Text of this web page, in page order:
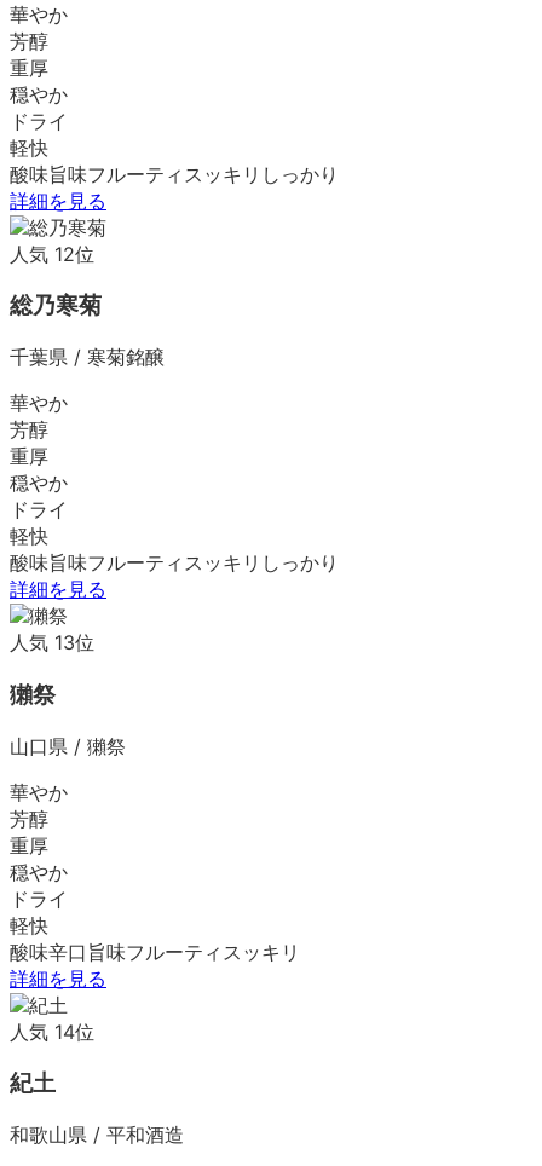
華やか
芳醇
重厚
穏やか
ドライ
軽快
酸味旨味フルーティ スッキリ しっかり
詳細を見る
人気 12位
総乃寒菊
千葉県 / 寒菊銘醸
華やか
芳醇
重厚
穏やか
ドライ
軽快
酸味旨味フルーティ スッキリ しっかり
詳細を見る
人気 13位
獺祭
山口県 / 獺祭
華やか
芳醇
重厚
穏やか
ドライ
軽快
酸味辛口 旨味フルーティ スッキリ
詳細を見る
人気 14位
紀土
和歌山県 / 平和酒造